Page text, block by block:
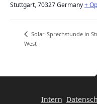
Stuttgart,70327Germany+
Solar-Sprechstunde in
West
Intern